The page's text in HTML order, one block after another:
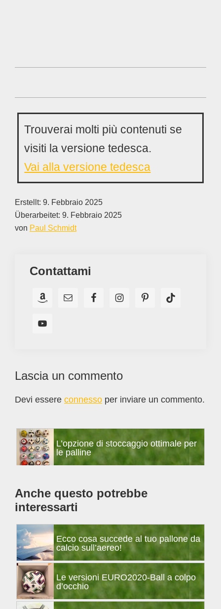
Trouverai molti più contenuti se
visiti la versione tedesca.
Vai alla versione tedesca
Erstellt: 9. Febbraio 2025
Überarbeitet: 9. Febbraio 2025
von Paul Schmidt
Contattami
Interazioni
del
Lascia un commento
Devi essere connesso per inviare un commento.
Barra
laterale
primaria
L’opzione di stoccaggio ottimale per
le palline
Anche questo potrebbe
interessarti
Ecco cosa succede al tuo pallone da
calcio sull’aereo!
Le versioni EURO2020-Ball a colpo
d’occhio